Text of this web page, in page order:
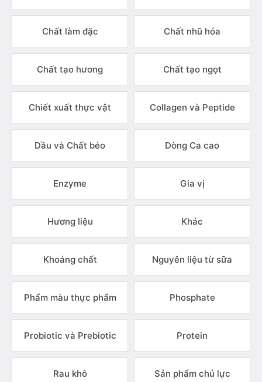
Chất làm đặc Chất nhũ hóa
Chất tạo hương Chất tạo ngọt
Chiết xuất thực vật Collagen và Peptide
Dầu và Chất béo Dòng Ca cao
Enzyme Gia vị
Hương liệu Khác
Khoáng chất Nguyên liệu từ sữa
Phẩm màu thực phẩm Phosphate
Probiotic và Prebiotic Protein
Rau khô
Sản phẩm chủ lực